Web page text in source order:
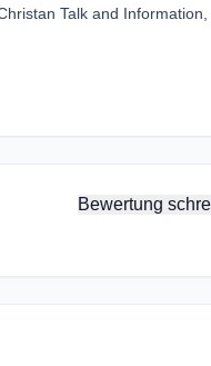
Talk and Information,
Bewertung